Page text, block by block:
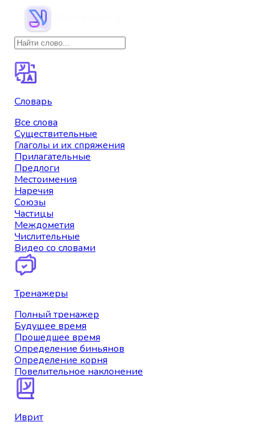
Словарь
Все слова
Существительные
Глаголы и их спряжения
Прилагательные
Предлоги
Местоимения
Наречия
Союзы
Частицы
Междометия
Числительные
Видео со словами
Тренажеры
Полный тренажер
Будущее время
Прошедшее время
Определение биньянов
Определение корня
Повелительное наклонение
Иврит